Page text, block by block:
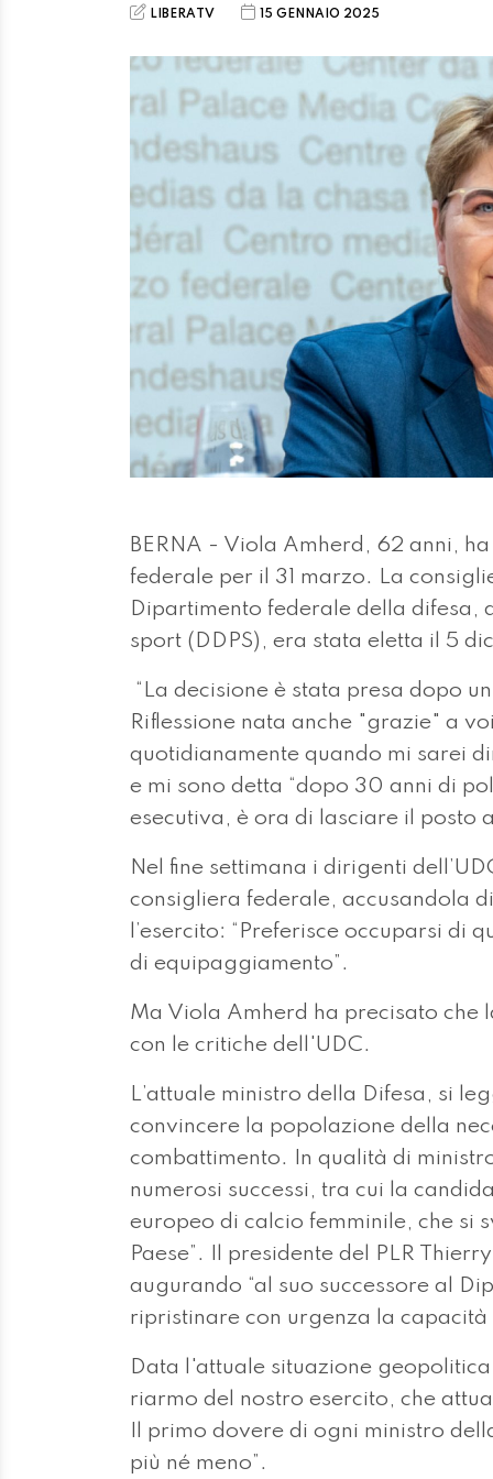
LIBERATV 15 GENNAIO 2025
BERNA - Viola Amherd, 62 anni,
federale per il 31 marzo. La
Dipartimento federale della difesa,
sport (DDPS), era stata eletta il 5
“La decisione è stata presa dopo
Riflessione nata anche "grazie" a
quotidianamente quando mi sarei
e mi sono detta “dopo 30 anni di
esecutiva, è ora di lasciare il posto
Nel fine settimana i dirigenti
consigliera federale, accusandola
l’esercito: “Preferisce occuparsi di
di equipaggiamento”.
Ma Viola Amherd ha precisato che
con le critiche dell'UDC.
L’attuale ministro della Difesa, si
convincere la popolazione della
combattimento. In qualità di
numerosi successi, tra cui la
europeo di calcio femminile, che si
Paese”. Il presidente del PLR
augurando “al suo successore al
ripristinare con urgenza la capacità
Data l'attuale situazione
riarmo del nostro esercito, che
Il primo dovere di ogni ministro
più né meno”.